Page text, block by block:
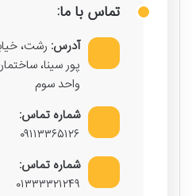
تماس با ما:
آدرس: رشت،
واحد سوم
شماره تماس:
۰۹۱۱۳۳۶۵۱۲۶
شماره تماس:
۰۱۳۳۳۳۲۱۲۴۹